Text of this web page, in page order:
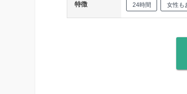
特徴 24時間 女性も